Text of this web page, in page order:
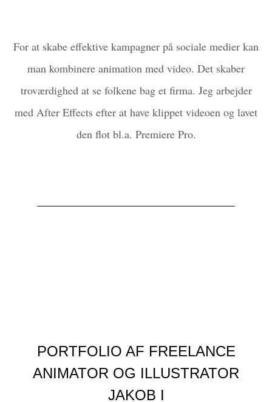
For at skabe effektive kampagner på sociale medier kan
man kombinere animation med video. Det skaber
troværdighed at se folkene bag et firma. Jeg arbejder
med After Effects efter at have klippet videoen og lavet
den flot bl.a. Premiere Pro.
PORTFOLIO AF FREELANCE
ANIMATOR OG ILLUSTRATOR
JAKOB I